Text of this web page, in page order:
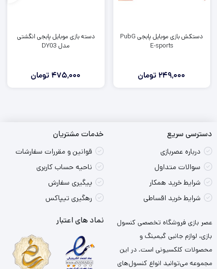
دستکش بازی موبایل پابجی PubG
E-sports
249,000 تومان
دسته بازی موبایل پابجی انگشتی
مدل DY03
475,000 تومان
دسترسی سریع
درباره عصربازی
سوالات متداول
شرایط خرید همکار
شرایط خرید اقساطی
خدمات مشتریان
قوانین و مقررات سفارشات
ناحیه حساب کاربری
پیگیری سفارش
رهگیری تیپاکس
عصر بازی فروشگاه تخصصی کنسول
بازی، لوازم جانبی گیمینگ و
محصولات کلکسیونی است. در این
مجموعه می‌توانید انواع کنسول‌های
نماد های اعتبار